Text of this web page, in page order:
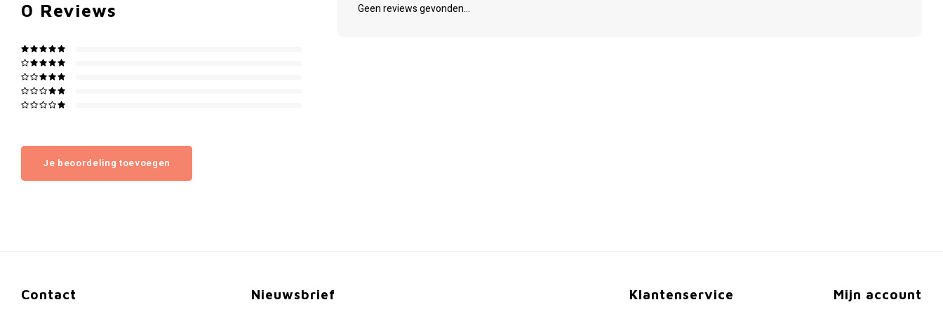
0 Reviews
Je beoordeling toevoegen
Geen reviews gevonden...
Contact Nieuwsbrief Klantenservice Mijn account